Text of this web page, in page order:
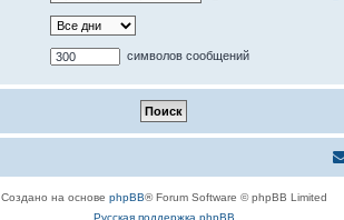
символов сообщений
Создано на основе phpBB® Forum Software © phpBB Limited
Русская поддержка phpBB